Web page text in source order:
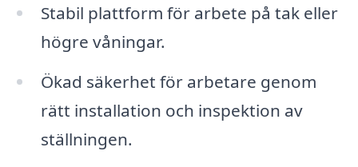
Stabil plattform för arbete på tak eller
högre våningar.
Ökad säkerhet för arbetare genom
rätt installation och inspektion av
ställningen.